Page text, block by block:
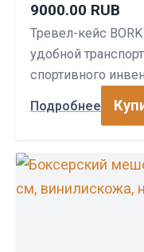
9000.00 RUB
Тревел-кейс
удобной
спортивного
Подробнее